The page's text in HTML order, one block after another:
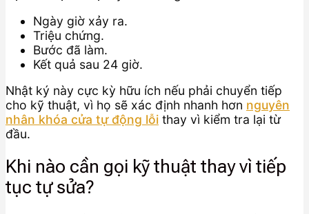
Ngày giờ xảy ra.
Triệu chứng.
Bước đã làm.
Kết quả sau 24 giờ.
Nhật ký này cực kỳ hữu ích nếu phải chuyển tiếp
cho kỹ thuật, vì họ sẽ xác định nhanh hơn nguyên
nhân khóa cửa tự động lỗi thay vì kiểm tra lại từ
đầu.
Khi nào cần gọi kỹ thuật thay vì tiếp
tục tự sửa?